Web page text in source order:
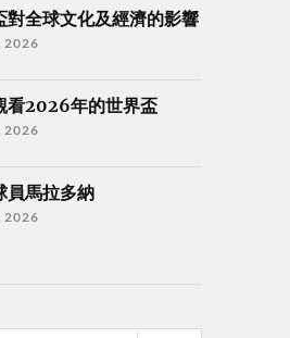
對全球文化及經濟的影響
2026
看2026年的世界盃
2026
員馬拉多納
2026